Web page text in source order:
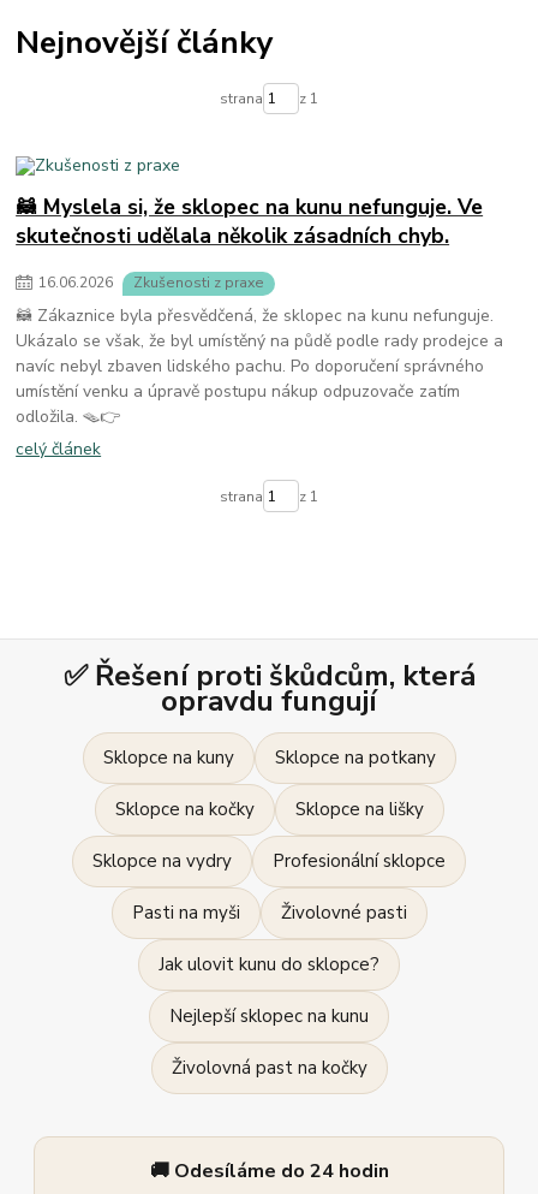
Nejnovější články
strana z 1
🦝 Myslela si, že sklopec na kunu nefunguje. Ve
skutečnosti udělala několik zásadních chyb.
16.06.2026 Zkušenosti z praxe
🦝 Zákaznice byla přesvědčená, že sklopec na kunu nefunguje.
Ukázalo se však, že byl umístěný na půdě podle rady prodejce a
navíc nebyl zbaven lidského pachu. Po doporučení správného
umístění venku a úpravě postupu nákup odpuzovače zatím
odložila. 🪤👉
celý článek
strana z 1
✅ Řešení proti škůdcům, která
opravdu fungují
Sklopce na kuny Sklopce na potkany
Sklopce na kočky Sklopce na lišky
Sklopce na vydry Profesionální sklopce
Pasti na myši Živolovné pasti
Jak ulovit kunu do sklopce?
Nejlepší sklopec na kunu
Živolovná past na kočky
🚚 Odesíláme do 24 hodin